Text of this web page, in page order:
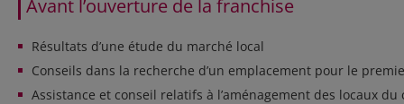
Avant l’ouverture de la franchise
Résultats d’une étude du marché local
Conseils dans la recherche d’un emplacement pour le
Assistance et conseil relatifs à l’aménagement des locaux du